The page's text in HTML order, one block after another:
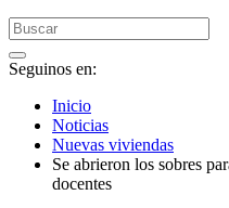
Seguinos en:
Inicio
Noticias
Nuevas viviendas
Se abrieron los sobres
docentes